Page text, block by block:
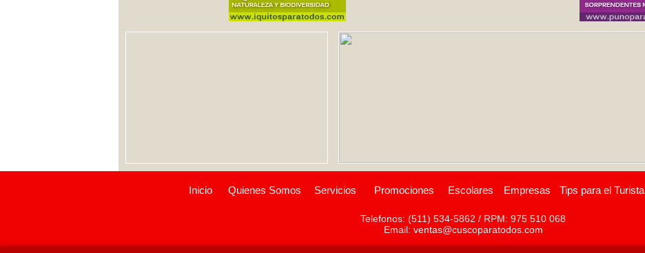
Inicio Quienes Somos Servicios Promociones Escolares Empresas Tips para el Turista
Telefonos: (511) 534-5862 / RPM: 975 510 068
Email: ventas@cuscoparatodos.com